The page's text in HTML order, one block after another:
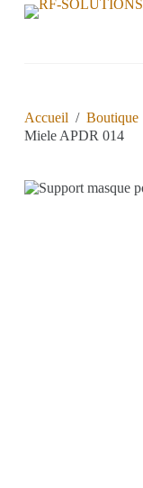
P
u
n
Accueil / Boutique
Miele APDR 014